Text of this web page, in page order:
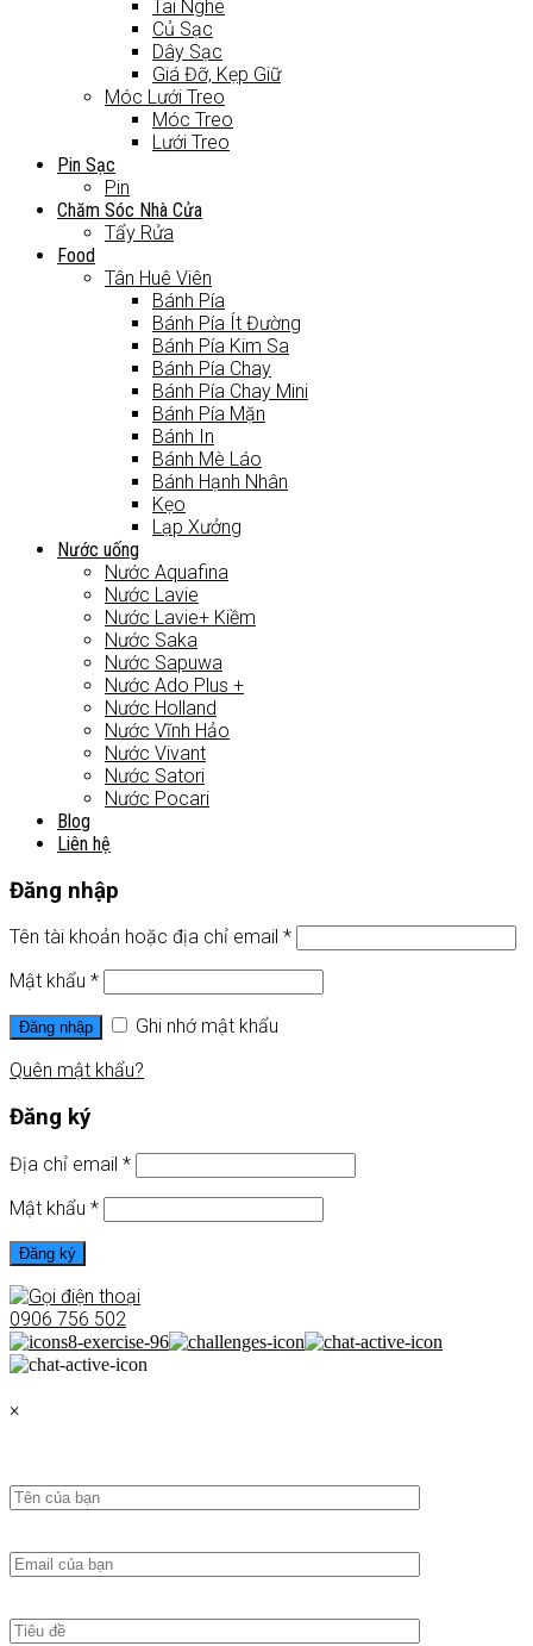
Tai Nghe
Củ Sạc
Dây Sạc
Giá Đỡ, Kẹp Giữ
Móc Lưới Treo
Móc Treo
Lưới Treo
Pin Sạc
Pin
Chăm Sóc Nhà Cửa
Tẩy Rửa
Food
Tân Huê Viên
Bánh Pía
Bánh Pía Ít Đường
Bánh Pía Kim Sa
Bánh Pía Chay
Bánh Pía Chay Mini
Bánh Pía Mặn
Bánh In
Bánh Mè Láo
Bánh Hạnh Nhân
Kẹo
Lạp Xưởng
Nước uống
Nước Aquafina
Nước Lavie
Nước Lavie+ Kiềm
Nước Saka
Nước Sapuwa
Nước Ado Plus +
Nước Holland
Nước Vĩnh Hảo
Nước Vivant
Nước Satori
Nước Pocari
Blog
Liên hệ
Đăng nhập
Tên tài khoản hoặc địa chỉ email *
Mật khẩu *
Đăng nhập
Ghi nhớ mật khẩu
Quên mật khẩu?
Đăng ký
Địa chỉ email *
Mật khẩu *
Đăng ký
0906 756 502
×